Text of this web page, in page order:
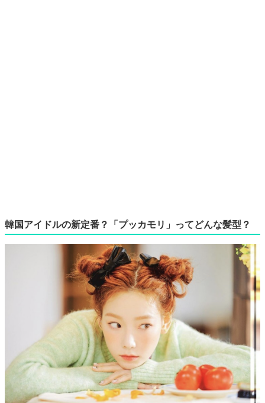
韓国アイドルの新定番？「プッカモリ」ってどんな髪型？